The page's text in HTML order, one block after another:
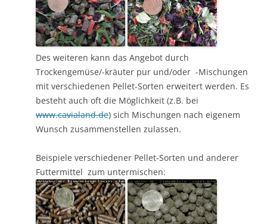
Des weiteren kann das Angebot durch
Trockengemüse/-kräuter pur und/oder -Mischungen
mit verschiedenen Pellet-Sorten erweitert werden. Es
besteht auch oft die Möglichkeit (z.B. bei
www.cavialand.de) sich Mischungen nach eigenem
Wunsch zusammenstellen zulassen.
Beispiele verschiedener Pellet-Sorten und anderer
Futtermittel zum untermischen: